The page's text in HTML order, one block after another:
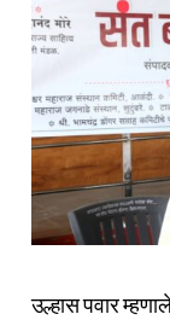
उल्हास पवार